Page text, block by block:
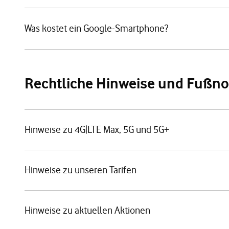
Was kostet ein Google-Smartphone?
Rechtliche Hinweise und
Hinweise zu 4G|LTE Max, 5G und 5G+
Hinweise zu unseren Tarifen
Hinweise zu aktuellen Aktionen